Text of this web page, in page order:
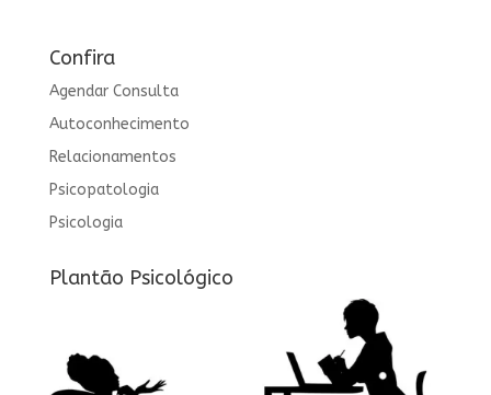
Confira
Agendar Consulta
Autoconhecimento
Relacionamentos
Psicopatologia
Psicologia
Plantão Psicológico